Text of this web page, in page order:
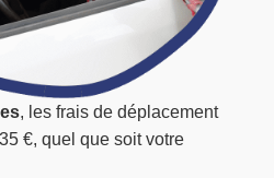
, les frais de déplacement
€, quel que soit votre